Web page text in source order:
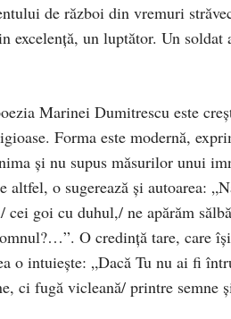
de război din vremuri
excelenţă, un luptător. Un
Marinei Dumitrescu este
Forma este modernă,
şi nu supus măsurilor unui
altfel, o sugerează şi autoarea:
goi cu duhul,/ ne apărăm
O credinţă tare, care
o intuieşte: „Dacă Tu nu ai fi
ci fugă vicleană/ printre semne